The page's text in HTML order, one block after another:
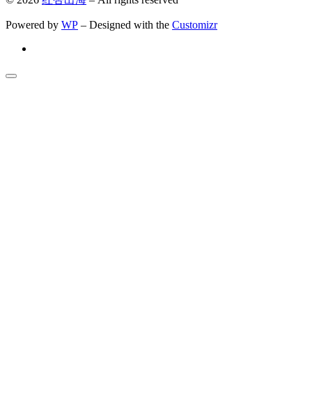
Powered by WP – Designed with the Customizr